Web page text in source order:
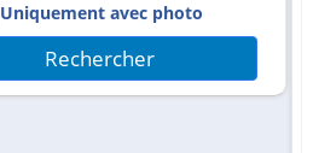
Uniquement avec photo